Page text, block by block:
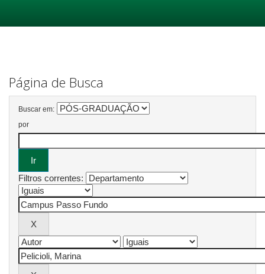
Página de Busca
Buscar em:
por
Filtros correntes: